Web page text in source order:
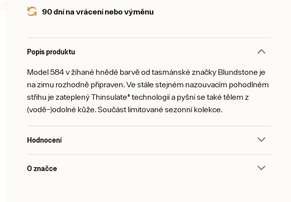
90 dní na vrácení nebo výměnu
Popis produktu
Model 584 v žíhané hnědé barvě od tasmánské značky Blundstone je
na zimu rozhodně připraven. Ve stále stejném nazouvacím pohodlném
střihu je zateplený Thinsulate® technologií a pyšní se také tělem z
(vodě–)odolné kůže. Součást limitované sezonní kolekce.
Hodnocení
O značce